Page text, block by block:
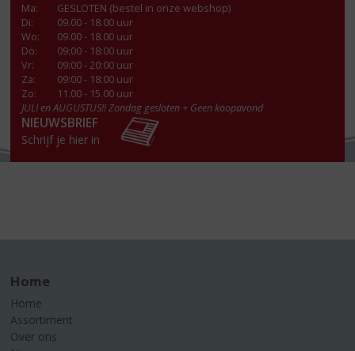
Ma:
GESLOTEN (bestel in onze webshop)
Di:
09.00 - 18.00 uur
Wo:
09.00 - 18.00 uur
Do:
09:00 - 18:00 uur
Vr:
09:00 - 20:00 uur
Za:
09:00 - 18:00 uur
Zo:
11.00 - 15.00 uur
JULI en AUGUSTUS!! Zondag gesloten + Geen koopavond
NIEUWSBRIEF
Schrijf je hier in
Home
Home
Assortiment
Over ons